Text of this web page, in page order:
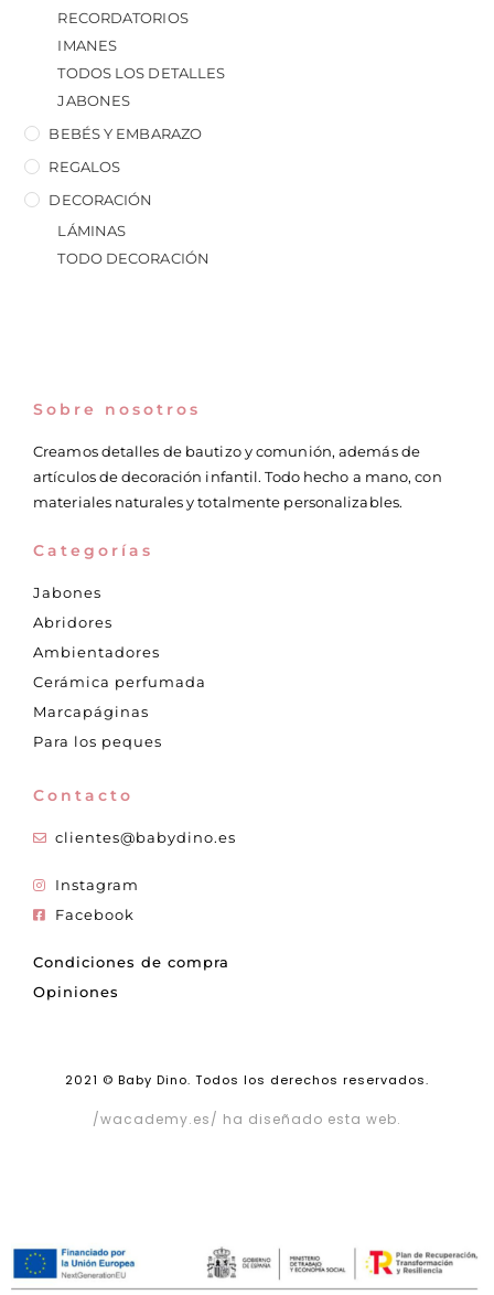
RECORDATORIOS
IMANES
TODOS LOS DETALLES
JABONES
BEBÉS Y EMBARAZO
REGALOS
DECORACIÓN
LÁMINAS
TODO DECORACIÓN
Sobre nosotros
Creamos detalles de bautizo y comunión, además de
artículos de decoración infantil. Todo hecho a mano, con
materiales naturales y totalmente personalizables.
Categorías
Jabones
Abridores
Ambientadores
Cerámica perfumada
Marcapáginas
Para los peques
Contacto
clientes@babydino.es
Instagram
Facebook
Condiciones de compra
Opiniones
2021 © Baby Dino. Todos los derechos reservados.
/wacademy.es/ ha diseñado esta web.